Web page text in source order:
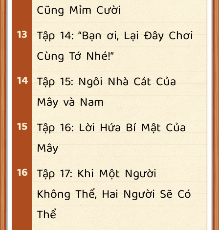
Cũng Mỉm Cười
Tập 14: “Bạn ơi, Lại Đây Chơi
Cùng Tớ Nhé!”
Tập 15: Ngôi Nhà Cát Của
Mây và Nam
Tập 16: Lời Hứa Bí Mật Của
Mây
Tập 17: Khi Một Người
Không Thể, Hai Người Sẽ Có
Thể